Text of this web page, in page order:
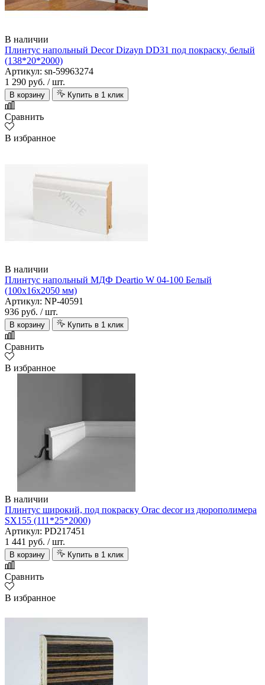
В наличии
Плинтус напольный Decor Dizayn DD31 под покраску, белый
(138*20*2000)
Артикул: sn-59963274
1 290 руб. / шт.
В корзину Купить в 1 клик
Сравнить
В избранное
В наличии
Плинтус напольный МДФ Deartio W 04-100 Белый
(100х16х2050 мм)
Артикул: NP-40591
936 руб. / шт.
В корзину Купить в 1 клик
Сравнить
В избранное
В наличии
Плинтус широкий, под покраску Orac decor из дюрополимера
SX155 (111*25*2000)
Артикул: PD217451
1 441 руб. / шт.
В корзину Купить в 1 клик
Сравнить
В избранное